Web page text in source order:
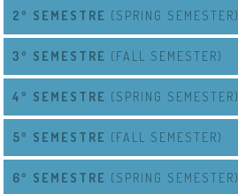
2º SEMESTRE (SPRING SEMESTER)
3º SEMESTRE (FALL SEMESTER)
4º SEMESTRE (SPRING SEMESTER)
5º SEMESTRE (FALL SEMESTER)
6º SEMESTRE (SPRING SEMESTER)